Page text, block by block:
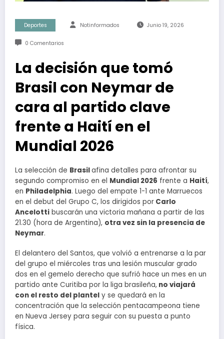
Deportes Notinformados Junio 19, 2026
0 Comentarios
La decisión que tomó
Brasil con Neymar de
cara al partido clave
frente a Haití en el
Mundial 2026
La selección de Brasilafina detalles para afrontar su
segundo compromiso en el Mundial 2026 frente a Haití,
en Philadelphia. Luego del empate 1-1 ante Marruecos
en el debut del Grupo C, los dirigidos por Carlo
Ancelotti buscarán una victoria mañana a partir de las
21.30 (hora de Argentina), otra vez sin la presencia de
Neymar.
El delantero del Santos, que volvió a entrenarse a la par
del grupo el miércoles tras una lesión muscular grado
dos en el gemelo derecho que sufrió hace un mes en un
partido ante Curitiba por la liga brasileña, no viajará
con el resto del plantel y se quedará en la
concentración que la selección pentacampeona tiene
en Nueva Jersey para seguir con su puesta a punto
física.